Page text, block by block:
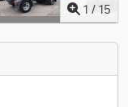
1 / 15